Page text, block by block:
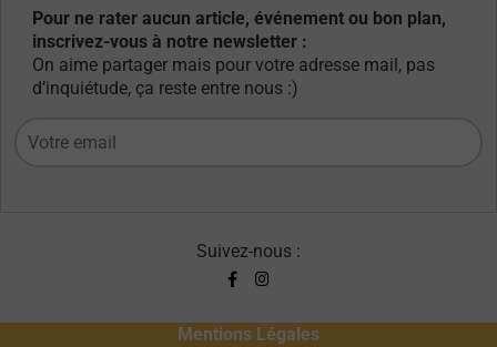
Pour ne rater aucun article, événement ou bon plan,
inscrivez-vous à notre newsletter :
On aime partager mais pour votre adresse mail, pas
d’inquiétude, ça reste entre nous :)
Suivez-nous :
Mentions Légales